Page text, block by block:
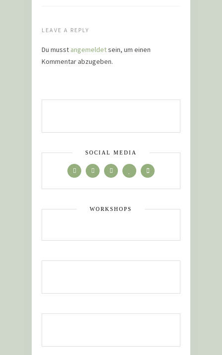
LEAVE A REPLY
Du musst angemeldetsein, um einen
Kommentar abzugeben.
SOCIAL MEDIA
WORKSHOPS